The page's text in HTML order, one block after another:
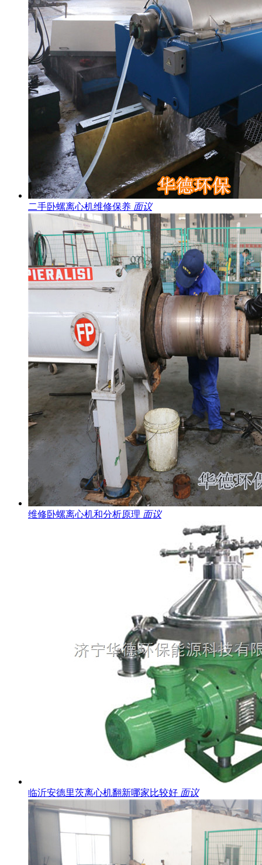
二手卧螺离心机维修保养 面议
维修卧螺离心机和分析原理 面议
临沂安德里茨离心机翻新哪家比较好 面议